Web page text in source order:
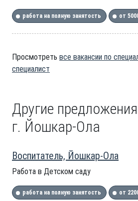
работа на полную занятость от
Просмотреть все вакансии по
специалист
Другие
г. Йошкар-Ола
Воспитатель, Йошкар-Ола
Работа в Детском саду
работа на полную занятость от